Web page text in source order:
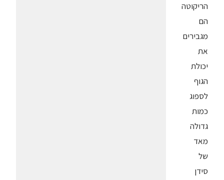
הריקוטה
הם
מגבירים
את
יכולת
הגוף
לספוג
כמות
גדולה
מאד
של
סידן